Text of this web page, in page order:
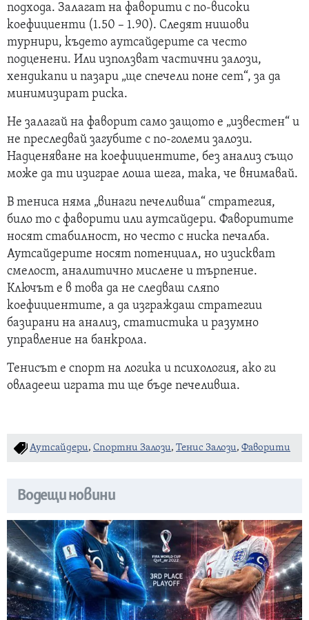
подхода. Залагат на фаворити с по-високи
коефициенти (1.50 – 1.90). Следят нишови
турнири, където аутсайдерите са често
подценени. Или използват частични залози,
хендикапи и пазари „ще спечели поне сет“, за да
минимизират риска.
Не залагай на фаворит само защото е „известен“ и
не преследвай загубите с по-големи залози.
Надценяване на коефициентите, без анализ също
може да ти изиграе лоша шега, така, че внимавай.
В тениса няма „винаги печеливша“ стратегия,
било то с фаворити или аутсайдери. Фаворитите
носят стабилност, но често с ниска печалба.
Аутсайдерите носят потенциал, но изискват
смелост, аналитично мислене и търпение.
Ключът е в това да не следваш сляпо
коефициентите, а да изграждаш стратегии
базирани на анализ, статистика и разумно
управление на банкрола.
Тенисът е спорт на логика и психология, ако ги
овладееш играта ти ще бъде печеливша.
Аутсайдери, Спортни Залози, Тенис Залози, Фаворити
Водещи новини